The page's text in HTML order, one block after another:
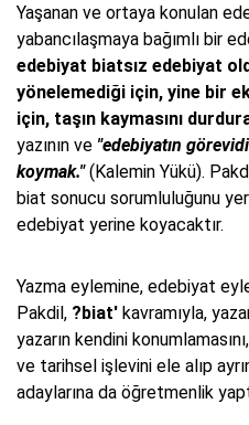
Yaşanan ve ortaya konulan
yabancılaşmaya bağımlı bir
edebiyat biatsız edebiyat
yönelemediği için, yine bir
için, taşın kaymasını
yazının ve "edebiyatın
koymak."(Kalemin Yükü).
biat sonucu sorumluluğunu
edebiyat yerine koyacaktır.
Yazma eylemine, edebiyat
Pakdil, ?biat' kavramıyla,
yazarın kendini
ve tarihsel işlevini ele alıp
adaylarına da öğretmenlik